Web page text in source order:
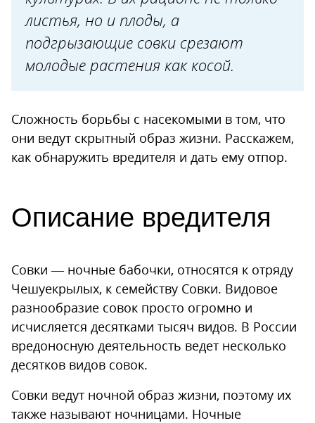
Уничтожение яйцекладок
Уничтожение гусениц
Капуста
Томаты, перец, баклажаны
Профилактика
листья, но и плоды, а
подгрызающие совки срезают
молодые растения как косой.
Сложность борьбы с насекомыми в том, что
они ведут скрытный образ жизни. Расскажем,
как обнаружить вредителя и дать ему отпор.
Описание вредителя
Совки — ночные бабочки, относятся к отряду
Чешуекрылых, к семейству Совки. Видовое
разнообразие совок просто огромно и
исчисляется десятками тысяч видов. В России
вредоносную деятельность ведет несколько
десятков видов совок.
Совки ведут ночной образ жизни, поэтому их
также называют ночницами. Ночные